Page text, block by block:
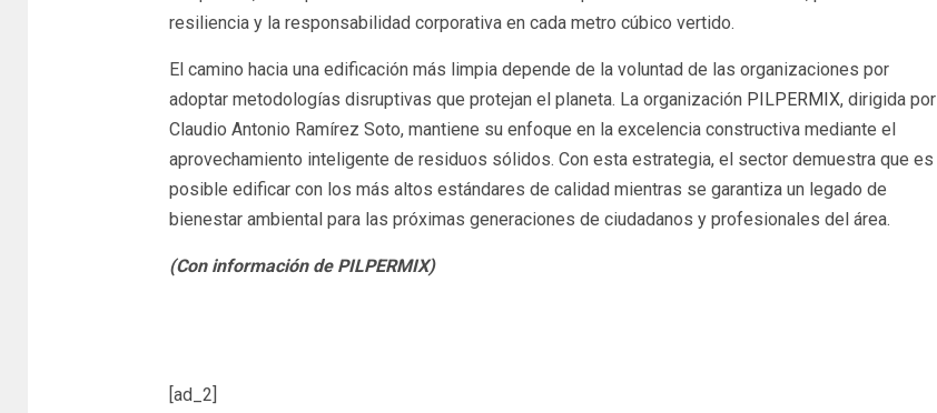
resiliencia y la responsabilidad corporativa en cada metro cúbico vertido.
El camino hacia una edificación más limpia depende de la voluntad de las organizaciones por
adoptar metodologías disruptivas que protejan el planeta. La organización PILPERMIX, dirigida por
Claudio Antonio Ramírez Soto, mantiene su enfoque en la excelencia constructiva mediante el
aprovechamiento inteligente de residuos sólidos. Con esta estrategia, el sector demuestra que es
posible edificar con los más altos estándares de calidad mientras se garantiza un legado de
bienestar ambiental para las próximas generaciones de ciudadanos y profesionales del área.
(Con información de PILPERMIX)
[ad_2]